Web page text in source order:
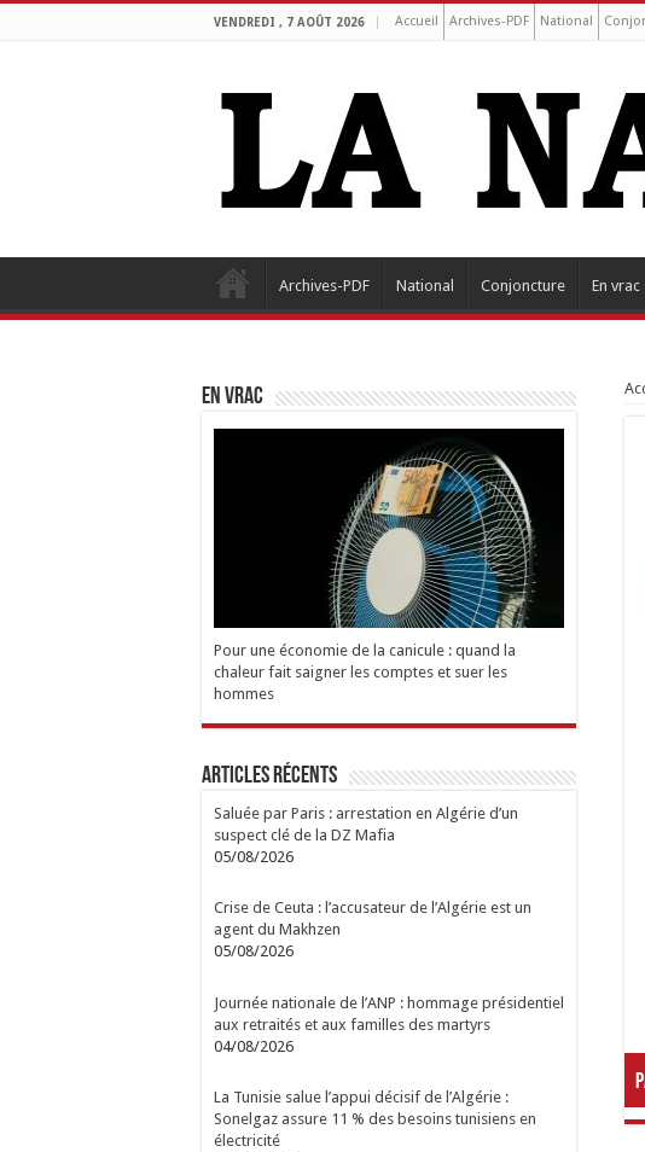
VENDREDI , 7 AOÛT 2026 Accueil Archives-PDF National
Archives-PDF National Conjoncture En vrac
EN VRAC
Pour une économie de la canicule : quand la
chaleur fait saigner les comptes et suer les
hommes
Articles Récents
Saluée par Paris : arrestation en Algérie d’un
suspect clé de la DZ Mafia
05/08/2026
Crise de Ceuta : l’accusateur de l’Algérie est un
agent du Makhzen
05/08/2026
Journée nationale de l’ANP : hommage présidentiel
aux retraités et aux familles des martyrs
04/08/2026
La Tunisie salue l’appui décisif de l’Algérie :
Sonelgaz assure 11 % des besoins tunisiens en
électricité